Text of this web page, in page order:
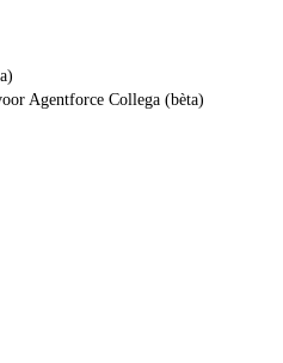
Agentforce Collega (bèta)